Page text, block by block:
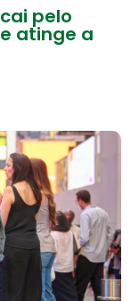
pelo
atinge a